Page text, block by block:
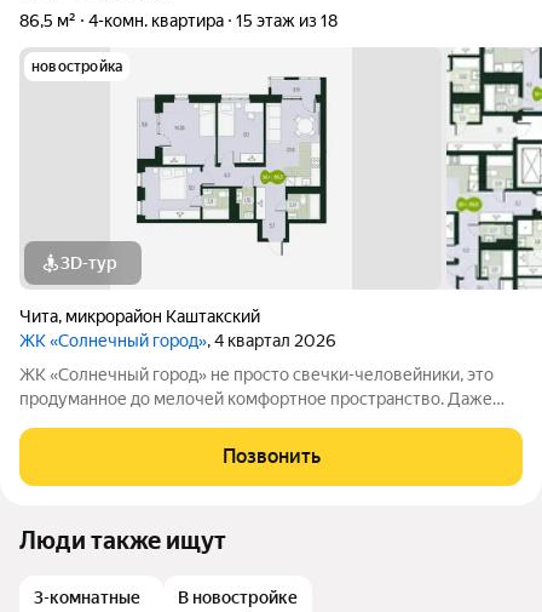
86,5 м²
4-комн. квартира 15 этаж из 18
новостройка
3D-тур
Чита, микрорайон Каштакский
ЖК «Солнечный город», 4 квартал 2026
ЖК «Солнечный город» не просто свечки-человейники, это
продуманное до мелочей комфортное пространство. Даже
решили соблюсти буквально во всём. Природные оттенки
новостроек, точечная
Позвонить
Люди также ищут
3-комнатные В новостройке